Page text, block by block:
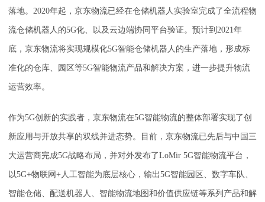
落地。2020年起，京东物流已经在仓储机器人实验室完成了全流程物
流仓储机器人的5G化、以及云边端协同平台验证。预计到2021年
底，京东物流将实现规模化5G智能仓储机器人的生产落地，形成标
准化的仓库、园区等5G智能物流产品和解决方案，进一步提升物流
运营效率。
作为5G创新的实践者，京东物流在5G智能物流的整体部署实现了创
新应用与开放共享的双线并进态势。目前，京东物流已先后与中国三
大运营商完成5G战略布局，并对外发布了LoMir 5G智能物流平台，
以5G+物联网+人工智能为底层核心，输出5G智能园区、数字车队、
智能仓储、配送机器人、智能物流地图和价值供应链等系列产品和解